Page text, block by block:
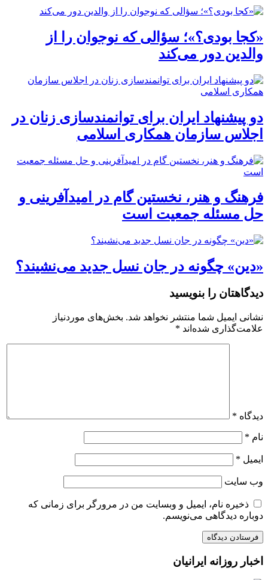
«کجا بودی؟»؛ سؤالی که نوجوان را از
والدین دور می‌کند
دو پیشنهاد ایران برای توانمندسازی زنان در
اجلاس سازمان همکاری اسلامی
فرهنگ و هنر، نخستین گام در امیدآفرینی و
حل مسئله جمعیت است
«دین» چگونه در جان نسل جدید می‌نشیند؟
دیدگاهتان را بنویسید
نشانی ایمیل شما منتشر نخواهد شد. بخش‌های موردنیاز
علامت‌گذاری شده‌اند *
دیدگاه *
نام *
ایمیل *
وب‌ سایت
ذخیره نام، ایمیل و وبسایت من در مرورگر برای زمانی که
دوباره دیدگاهی می‌نویسم.
اخبار روزانه ایرانیان